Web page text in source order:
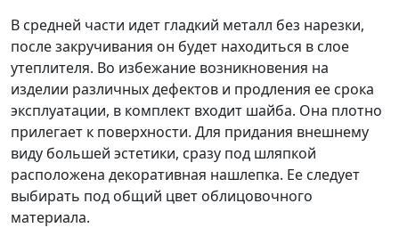
В средней части идет гладкий металл без нарезки,
после закручивания он будет находиться в слое
утеплителя. Во избежание возникновения на
изделии различных дефектов и продления ее срока
эксплуатации, в комплект входит шайба. Она плотно
прилегает к поверхности. Для придания внешнему
виду большей эстетики, сразу под шляпкой
расположена декоративная нашлепка. Ее следует
выбирать под общий цвет облицовочного
материала.